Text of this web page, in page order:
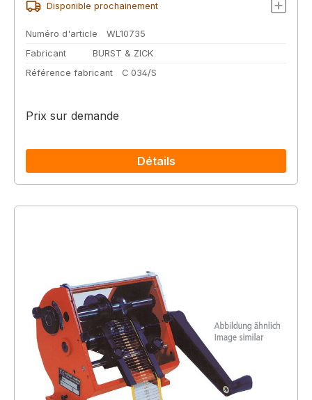
Disponible prochainement
Numéro d'article
WL10735
Fabricant
BURST & ZICK
Référence fabricant
C 034/S
Prix sur demande
Détails